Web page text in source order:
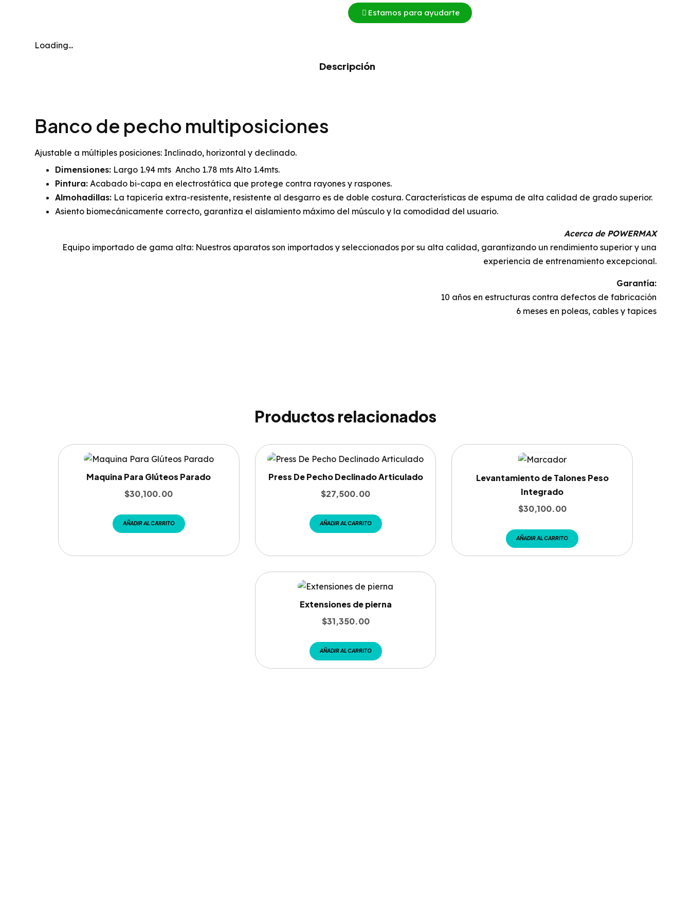
Estamos para ayudarte
Loading...
Descripción
Banco de pecho multiposiciones
Ajustable a múltiples posiciones: Inclinado, horizontal y declinado.
Dimensiones: Largo 1.94 mts Ancho 1.78 mts Alto 1.4mts.
Pintura: Acabado bi-capa en electrostática que protege contra rayones y raspones.
Almohadillas: La tapicería extra-resistente, resistente al desgarro es de doble costura. Características de espuma de alta calidad de grado superior.
Asiento biomecánicamente correcto, garantiza el aislamiento máximo del músculo y la comodidad del usuario.
Acerca de POWERMAX
Equipo importado de gama alta: Nuestros aparatos son importados y seleccionados por su alta calidad, garantizando un rendimiento superior y una
experiencia de entrenamiento excepcional.
Garantía:
10 años en estructuras contra defectos de fabricación
6 meses en poleas, cables y tapices
Productos relacionados
Maquina Para Glúteos Parado
$30,100.00
AÑADIR AL CARRITO
Press De Pecho Declinado Articulado
$27,500.00
AÑADIR AL CARRITO
Levantamiento de Talones Peso
Integrado
$30,100.00
AÑADIR AL CARRITO
Extensiones de pierna
$31,350.00
AÑADIR AL CARRITO